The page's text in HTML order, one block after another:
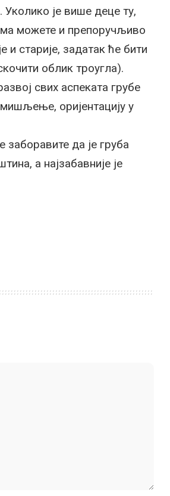
је више деце ту,
можете и препоручљиво
и старије, задатак ће бити
облик троугла).
свих аспеката грубе
оријентацију у
заборавите да је груба
а најзабавније је